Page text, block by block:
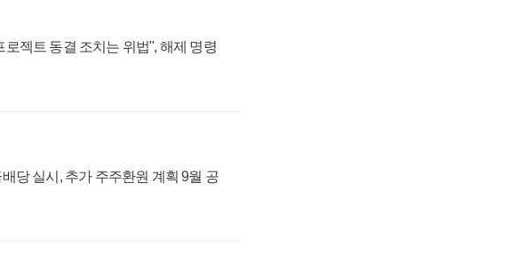
젝트 동결 조치는 위법", 해제 명령
당 실시, 추가 주주환원 계획 9월 공